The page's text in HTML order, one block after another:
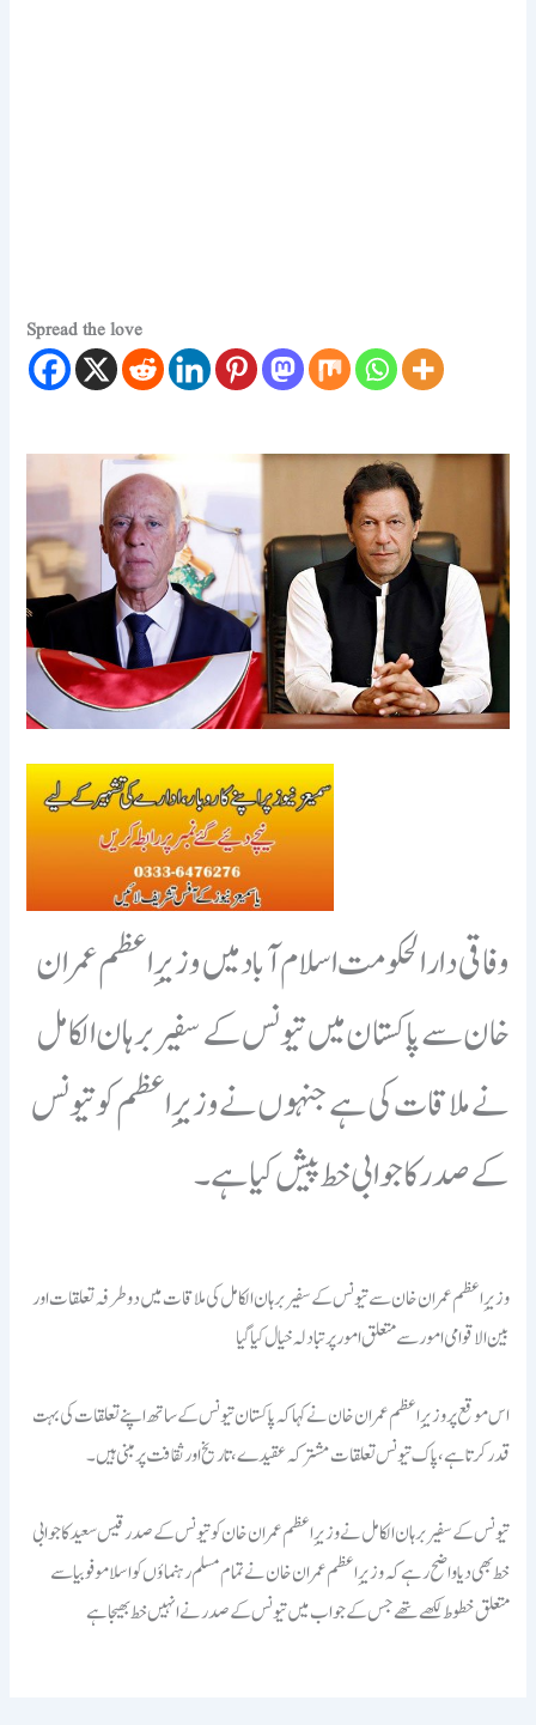
Spread the love
وفاقی دارالحکومت اسلام آباد میں وزیرِ اعظم عمران
خان سے پاکستان میں تیونس کے سفیر برہان الکامل
نے ملاقات کی ہے جنہوں نے وزیرِ اعظم کو تیونس
کے صدر کا جوابی خط پیش کیا ہے۔
وزیرِ اعظم عمران خان سے تیونس کے سفیر برہان الکامل کی ملاقات میں دو طرفہ تعلقات اور
بین الاقوامی امور سے متعلق امور پر تبادلہ خیال کیا گیا
اس موقع پر وزیرِاعظم عمران خان نے کہا کہ پاکستان تیونس کے ساتھ اپنے تعلقات کی بہت
قدر کرتا ہے، پاک تیونس تعلقات مشترکہ عقیدے، تاریخ اور ثقافت پر مبنی ہیں۔
تیونس کے سفیر برہان الکامل نے وزیرِ اعظم عمران خان کو تیونس کے صدر قیس سعید کا جوابی
خط بھی دیا واضح رہے کہ وزیرِ اعظم عمران خان نے تمام مسلم رہنماؤں کو اسلامو فوبیا سے
متعلق خطوط لکھے تھے جس کے جواب میں تیونس کے صدر نے انہیں خط بھیجا ہے